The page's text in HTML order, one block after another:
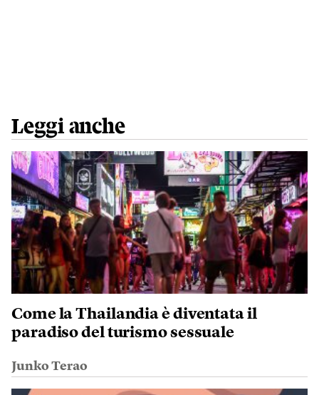
Leggi anche
Come la Thailandia è diventata il
paradiso del turismo sessuale
Junko Terao